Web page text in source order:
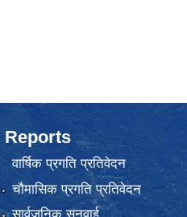
Reports
वार्षिक प्रगति प्रतिवेदन
चौमासिक प्रगति प्रतिवेदन